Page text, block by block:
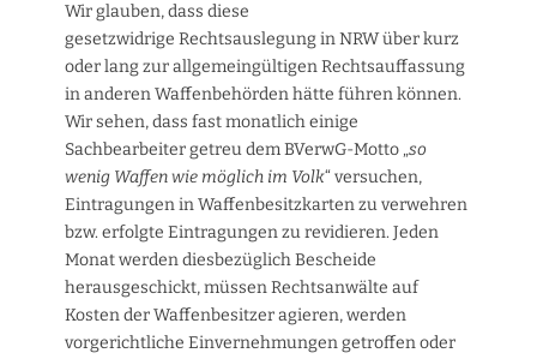
Wir glauben, dass diese
gesetzwidrige Rechtsauslegung in NRW über kurz
oder lang zur allgemeingültigen Rechtsauffassung
in anderen Waffenbehörden hätte führen können.
Wir sehen, dass fast monatlich einige
Sachbearbeiter getreu dem BVerwG-Motto „so
wenig Waffen wie möglich im Volk“ versuchen,
Eintragungen in Waffenbesitzkarten zu verwehren
bzw. erfolgte Eintragungen zu revidieren. Jeden
Monat werden diesbezüglich Bescheide
herausgeschickt, müssen Rechtsanwälte auf
Kosten der Waffenbesitzer agieren, werden
vorgerichtliche Einvernehmungen getroffen oder